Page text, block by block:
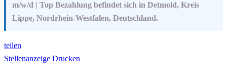
m/w/d | Top Bezahlung befindet sich in Detmold, Kreis
Lippe, Nordrhein-Westfalen, Deutschland.
teilen
Stellenanzeige Drucken